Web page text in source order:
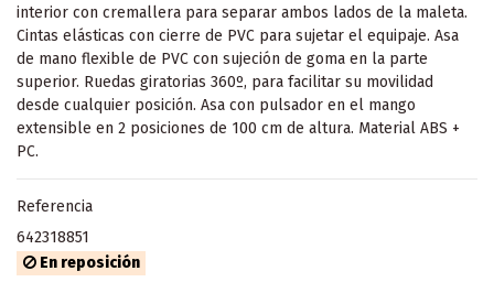
interior con cremallera para separar ambos lados de la maleta.
Cintas elásticas con cierre de PVC para sujetar el equipaje. Asa
de mano flexible de PVC con sujeción de goma en la parte
superior. Ruedas giratorias 360º, para facilitar su movilidad
desde cualquier posición. Asa con pulsador en el mango
extensible en 2 posiciones de 100 cm de altura. Material ABS +
PC.
Referencia
642318851
En reposición